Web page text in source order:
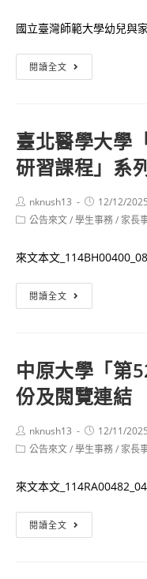
醫
學
2026
寒
營
隊
資
訊
國立臺灣師範大學幼兒與
閱讀全文
見
家
的
未
來
－
中
研
討
臺北醫學大學
研習課程」系
Post
author:
nknush13
Post
published:
12/12/2025
Post公告來文/學生事務/ 家長
來文本文
閱讀全文
北
大
學
「全
國
青
年
中原大學「第
份及閱覽連結
Post
author:
nknush13
Post
published:
12/11/2025
Post公告來文/學生事務/ 家長
來文本文
閱讀全文
原